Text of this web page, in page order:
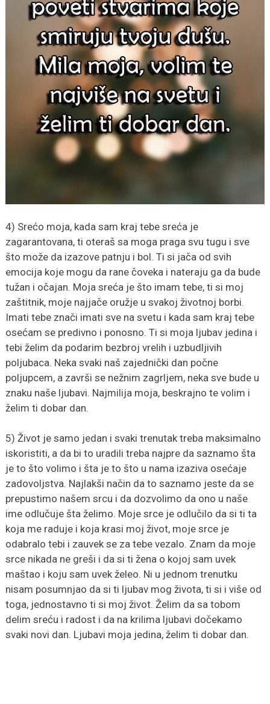
4) Srećo moja, kada sam kraj tebe sreća je
zagarantovana, ti oteraš sa moga praga svu tugu i sve
što može da izazove patnju i bol. Ti si jača od svih
emocija koje mogu da rane čoveka i nateraju ga da bude
tužan i očajan. Moja sreća je što imam tebe, ti si moj
zaštitnik, moje najjače oružje u svakoj životnoj borbi.
Imati tebe znači imati sve na svetu i kada sam kraj tebe
osećam se predivno i ponosno. Ti si moja ljubav jedina i
tebi želim da podarim bezbroj vrelih i uzbudljivih
poljubaca. Neka svaki naš zajednički dan počne
poljupcem, a završi se nežnim zagrljem, neka sve bude u
znaku naše ljubavi. Najmilija moja, beskrajno te volim i
želim ti dobar dan.
5) Život je samo jedan i svaki trenutak treba maksimalno
iskoristiti, a da bi to uradili treba najpre da saznamo šta
je to što volimo i šta je to što u nama izaziva osećaje
zadovoljstva. Najlakši način da to saznamo jeste da se
prepustimo našem srcu i da dozvolimo da ono u naše
ime odlučuje šta želimo. Moje srce je odlučilo da si ti ta
koja me raduje i koja krasi moj život, moje srce je
odabralo tebi i zauvek se za tebe vezalo. Znam da moje
srce nikada ne greši i da si ti žena o kojoj sam uvek
maštao i koju sam uvek želeo. Ni u jednom trenutku
nisam posumnjao da si ti ljubav mog života, ti si i više od
toga, jednostavno ti si moj život. Želim da sa tobom
delim sreću i radost i da na krilima ljubavi dočekamo
svaki novi dan. Ljubavi moja jedina, želim ti dobar dan.